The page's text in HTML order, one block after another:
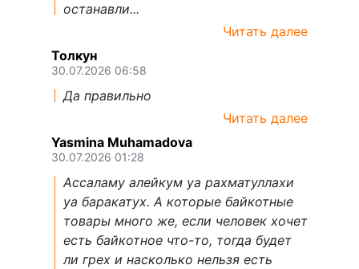
останавли...
Читать далее
Толкун
30.07.2026 06:58
Да правильно
Читать далее
Yasmina Muhamadova
30.07.2026 01:28
Ассаламу алейкум уа рахматуллахи
уа баракатух. А которые байкотные
товары много же, если человек хочет
есть байкотное что-то, тогда будет
ли грех и насколько нельзя есть